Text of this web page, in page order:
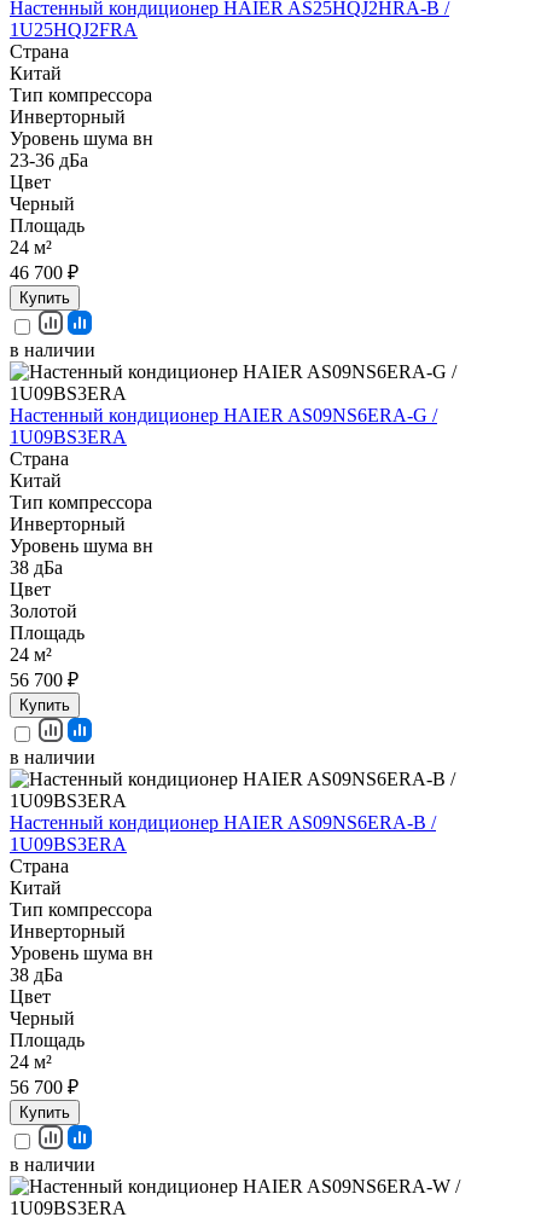
Настенный кондиционер HAIER AS25HQJ2HRA-B /
1U25HQJ2FRA
Страна
Китай
Тип компрессора
Инверторный
Уровень шума вн
23-36 дБа
Цвет
Черный
Площадь
24 м²
46 700 ₽
Купить
в наличии
Настенный кондиционер HAIER AS09NS6ERA-G /
1U09BS3ERA
Страна
Китай
Тип компрессора
Инверторный
Уровень шума вн
38 дБа
Цвет
Золотой
Площадь
24 м²
56 700 ₽
Купить
в наличии
Настенный кондиционер HAIER AS09NS6ERA-B /
1U09BS3ERA
Страна
Китай
Тип компрессора
Инверторный
Уровень шума вн
38 дБа
Цвет
Черный
Площадь
24 м²
56 700 ₽
Купить
в наличии